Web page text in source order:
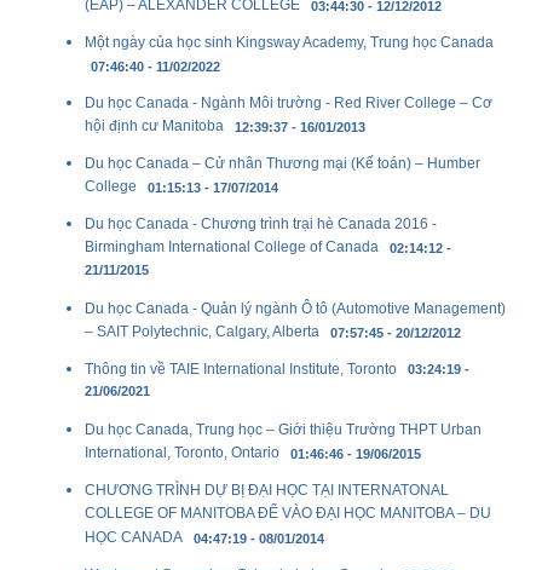
(EAP) – ALEXANDER COLLEGE 03:44:30 - 12/12/2012
Một ngày của học sinh Kingsway Academy, Trung học Canada
07:46:40 - 11/02/2022
Du học Canada - Ngành Môi trường - Red River College – Cơ
hội định cư Manitoba 12:39:37 - 16/01/2013
Du học Canada – Cử nhân Thương mại (Kế toán) – Humber
College 01:15:13 - 17/07/2014
Du học Canada - Chương trình trại hè Canada 2016 -
Birmingham International College of Canada 02:14:12 -
21/11/2015
Du học Canada - Quản lý ngành Ô tô (Automotive Management)
– SAIT Polytechnic, Calgary, Alberta 07:57:45 - 20/12/2012
Thông tin về TAIE International Institute, Toronto 03:24:19 -
21/06/2021
Du học Canada, Trung học – Giới thiệu Trường THPT Urban
International, Toronto, Ontario 01:46:46 - 19/06/2015
CHƯƠNG TRÌNH DỰ BỊ ĐẠI HỌC TẠI INTERNATONAL
COLLEGE OF MANITOBA ĐỂ VÀO ĐẠI HỌC MANITOBA – DU
HỌC CANADA
04:47:19 - 08/01/2014